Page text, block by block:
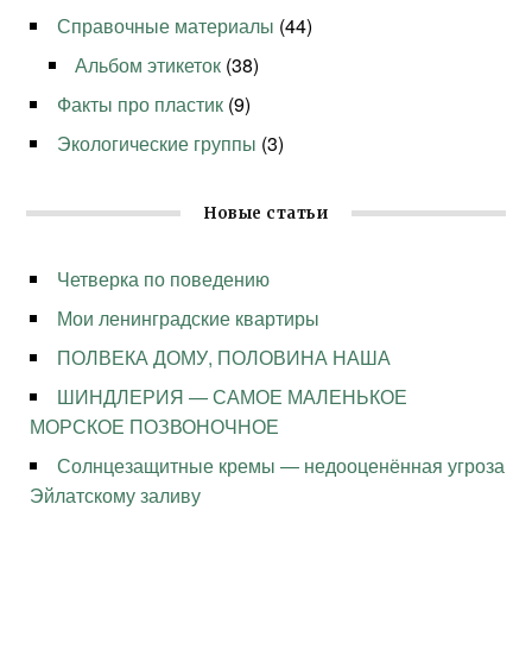
Справочные материалы (44)
Альбом этикеток (38)
Факты про пластик (9)
Экологические группы (3)
Новые статьи
Четверка по поведению
Мои ленинградские квартиры
ПОЛВЕКА ДОМУ, ПОЛОВИНА НАША
ШИНДЛЕРИЯ — САМОЕ МАЛЕНЬКОЕ
МОРСКОЕ ПОЗВОНОЧНОЕ
Солнцезащитные кремы — недооценённая угроза
Эйлатскому заливу